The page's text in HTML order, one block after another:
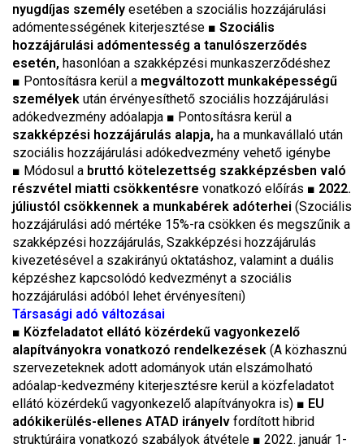
nyugdíjas személy esetében a szociális hozzájárulási
adómentességének kiterjesztése ■ Szociális
hozzájárulási adómentesség a tanulószerződés
esetén, hasonlóan a szakképzési munkaszerződéshez
■ Pontosításra kerül a megváltozott munkaképességű
személyek után érvényesíthető szociális hozzájárulási
adókedvezmény adóalapja ■ Pontosításra kerül a
szakképzési hozzájárulás alapja, ha a munkavállaló után
szociális hozzájárulási adókedvezmény vehető igénybe
■ Módosul a bruttó kötelezettség szakképzésben való
részvétel miatti csökkentésre vonatkozó előírás ■ 2022.
júliustól csökkennek a munkabérek adóterhei (Szociális
hozzájárulási adó mértéke 15%-ra csökken és megszűnik a
szakképzési hozzájárulás, Szakképzési hozzájárulás
kivezetésével a szakirányú oktatáshoz, valamint a duális
képzéshez kapcsolódó kedvezményt a szociális
hozzájárulási adóból lehet érvényesíteni)
Társasági adó változásai
■ Közfeladatot ellátó közérdekű vagyonkezelő
alapítványokra vonatkozó rendelkezések (A közhasznú
szervezeteknek adott adományok után elszámolható
adóalap-kedvezmény kiterjesztésre kerül a közfeladatot
ellátó közérdekű vagyonkezelő alapítványokra is) ■ EU
adókikerülés-ellenes ATAD irányelv fordított hibrid
struktúráira vonatkozó szabályok átvétele ■ 2022. január 1-